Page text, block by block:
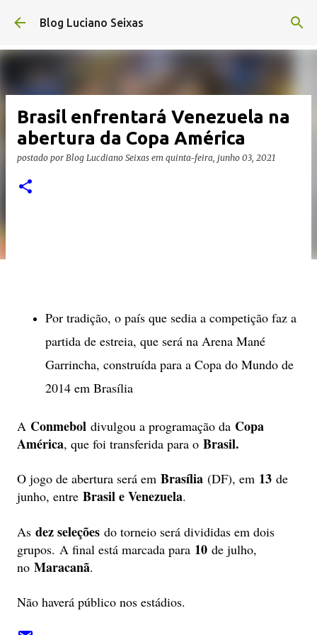
Pular para o conteúdo principal
Blog Luciano Seixas
Brasil enfrentará Venezuela na
abertura da Copa América
postado por Blog Lucdiano Seixas em quinta-feira, junho 03, 2021
Por tradição, o país que sedia a competição faz a
partida de estreia, que será na Arena Mané
Garrincha, construída para a Copa do Mundo de
2014 em Brasília
A Conmebol divulgou a programação da Copa
América, que foi transferida para o Brasil.
O jogo de abertura será em Brasília (DF), em 13 de
junho, entre Brasil e Venezuela.
As dez seleções do torneio será divididas em dois
grupos. A final está marcada para 10 de julho,
no Maracanã.
Não haverá público nos estádios.